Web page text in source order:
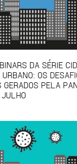
DA SÉRIE
OS
GERADOS PELA